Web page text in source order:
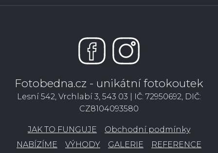
Fotobedna.cz - unikátní fotokoutek
Lesní 542, Vrchlabí 3, 543 03 | IČ: 72950692, DIČ:
CZ8104093580
JAK TO FUNGUJE
Obchodní podmínky
NABÍZÍME
VÝHODY GALERIE REFERENCE